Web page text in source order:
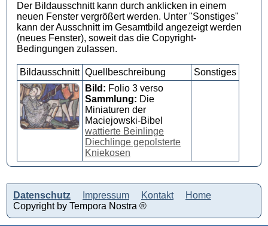
Der Bildausschnitt kann durch anklicken in einem
neuen Fenster vergrößert werden. Unter "Sonstiges"
kann der Ausschnitt im Gesamtbild angezeigt werden
(neues Fenster), soweit das die Copyright-
Bedingungen zulassen.
Bildausschnitt Quellbeschreibung
Sonstiges
Bild: Folio 3 verso
Sammlung: Die
Miniaturen der
Maciejowski-Bibel
wattierte Beinlinge
Diechlinge gepolsterte
Kniekosen
Datenschutz Impressum Kontakt
Home
Copyright by Tempora Nostra ®